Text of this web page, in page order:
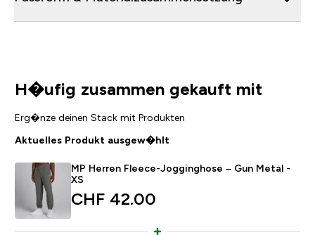
H�ufig zusammen gekauft mit
Erg�nze deinen Stack mit Produkten
Aktuelles Produkt ausgew�hlt
MP Herren Fleece-Jogginghose – Gun Metal -
XS
CHF 42.00‎